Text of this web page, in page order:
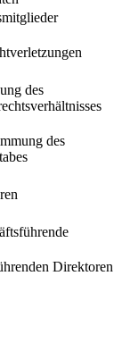
des
des
Direktoren